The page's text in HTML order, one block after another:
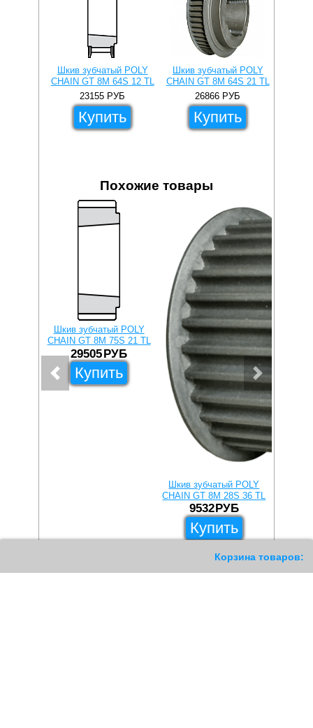
Корзина товаров:
Шкив зубчатый POLY
CHAIN GT 8M 64S 12 TL
23155 РУБ
Купить
Шкив зубчатый POLY
CHAIN GT 8M 64S 21 TL
26866 РУБ
Купить
Похожие товары
Шкив зубчатый POLY
CHAIN GT 8M 75S 21 TL
29505РУБ
Купить
Шкив зубчатый POLY
CHAIN GT 8M 28S 36 TL
9532 РУБ
Купить
С этим товаром покупают
120